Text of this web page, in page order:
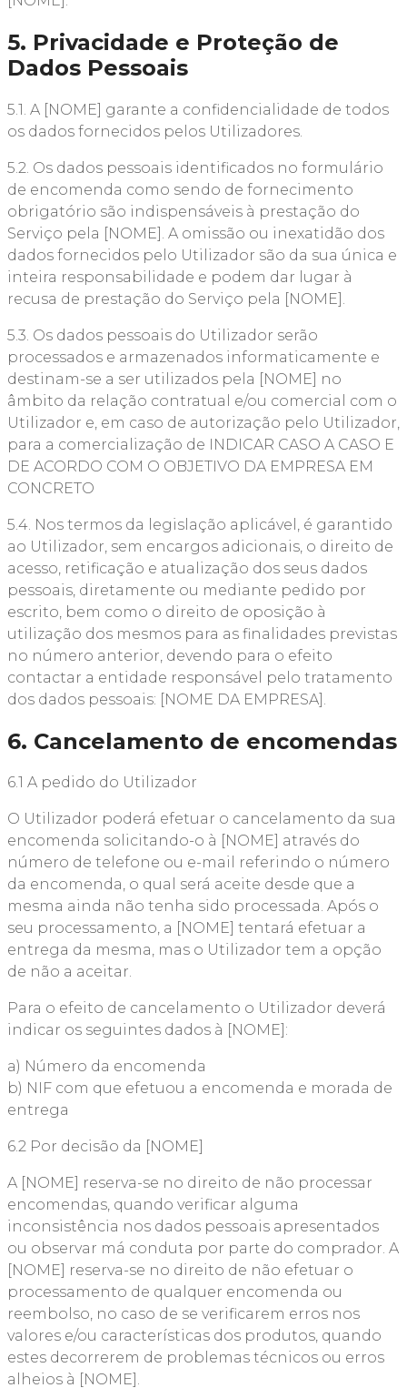
5. Privacidade e Proteção de
Dados Pessoais
5.1. A [NOME] garante a confidencialidade de todos
os dados fornecidos pelos Utilizadores.
5.2. Os dados pessoais identificados no formulário
de encomenda como sendo de fornecimento
obrigatório são indispensáveis à prestação do
Serviço pela [NOME]. A omissão ou inexatidão dos
dados fornecidos pelo Utilizador são da sua única e
inteira responsabilidade e podem dar lugar à
recusa de prestação do Serviço pela [NOME].
5.3. Os dados pessoais do Utilizador serão
processados e armazenados informaticamente e
destinam-se a ser utilizados pela [NOME] no
âmbito da relação contratual e/ou comercial com o
Utilizador e, em caso de autorização pelo Utilizador,
para a comercialização de INDICAR CASO A CASO E
DE ACORDO COM O OBJETIVO DA EMPRESA EM
CONCRETO
5.4. Nos termos da legislação aplicável, é garantido
ao Utilizador, sem encargos adicionais, o direito de
acesso, retificação e atualização dos seus dados
pessoais, diretamente ou mediante pedido por
escrito, bem como o direito de oposição à
utilização dos mesmos para as finalidades previstas
no número anterior, devendo para o efeito
contactar a entidade responsável pelo tratamento
dos dados pessoais: [NOME DA EMPRESA].
6. Cancelamento de encomendas
6.1 A pedido do Utilizador
O Utilizador poderá efetuar o cancelamento da sua
encomenda solicitando-o à [NOME] através do
número de telefone ou e-mail referindo o número
da encomenda, o qual será aceite desde que a
mesma ainda não tenha sido processada. Após o
seu processamento, a [NOME] tentará efetuar a
entrega da mesma, mas o Utilizador tem a opção
de não a aceitar.
Para o efeito de cancelamento o Utilizador deverá
indicar os seguintes dados à [NOME]:
a) Número da encomenda
b) NIF com que efetuou a encomenda e morada de
entrega
6.2 Por decisão da [NOME]
A [NOME] reserva-se no direito de não processar
encomendas, quando verificar alguma
inconsistência nos dados pessoais apresentados
ou observar má conduta por parte do comprador. A
[NOME] reserva-se no direito de não efetuar o
processamento de qualquer encomenda ou
reembolso, no caso de se verificarem erros nos
valores e/ou características dos produtos, quando
estes decorrerem de problemas técnicos ou erros
alheios à [NOME].